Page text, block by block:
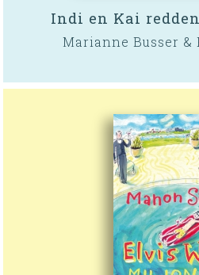
Indi en Kai
Marianne Busser &